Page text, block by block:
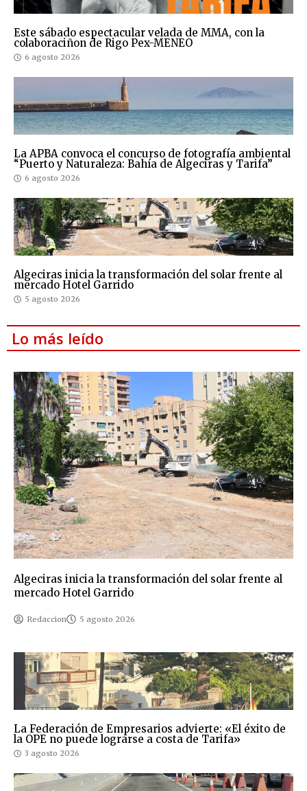
Este sábado espectacular velada de MMA, con la
colaboraciñon de Rigo Pex-MENEO
6 agosto 2026
La APBA convoca el concurso de fotografía ambiental
“Puerto y Naturaleza: Bahía de Algeciras y Tarifa”
6 agosto 2026
Algeciras inicia la transformación del solar frente al
mercado Hotel Garrido
5 agosto 2026
Lo más leído
Algeciras inicia la transformación del solar frente al
mercado Hotel Garrido
Redaccion 5 agosto 2026
La Federación de Empresarios advierte: «El éxito de
la OPE no puede lograrse a costa de Tarifa»
3 agosto 2026